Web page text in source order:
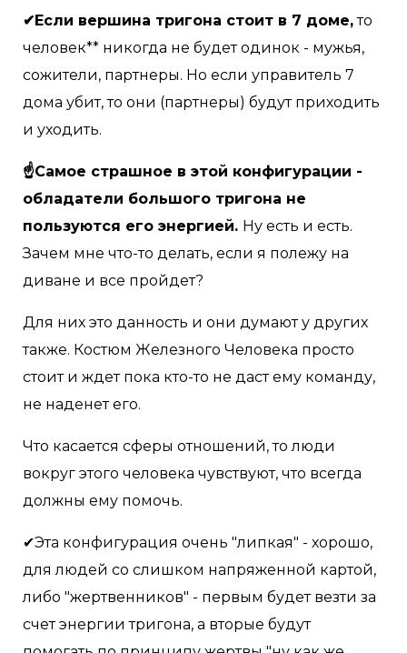
✔Если вершина тригона стоит в 7 доме,то
человек** никогда не будет одинок - мужья,
сожители, партнеры. Но если управитель 7
дома убит, то они (партнеры) будут приходить
и уходить.
☝Самое страшное в этой конфигурации -
обладатели большого тригона не
пользуются его энергией. Ну есть и есть.
Зачем мне что-то делать, если я полежу на
диване и все пройдет?
Для них это данность и они думают у других
также. Костюм Железного Человека просто
стоит и ждет пока кто-то не даст ему команду,
не наденет его.
Что касается сферы отношений, то люди
вокруг этого человека чувствуют, что всегда
должны ему помочь.
✔Эта конфигурация очень "липкая" - хорошо,
для людей со слишком напряженной картой,
либо "жертвенников" - первым будет везти за
счет энергии тригона, а вторые будут